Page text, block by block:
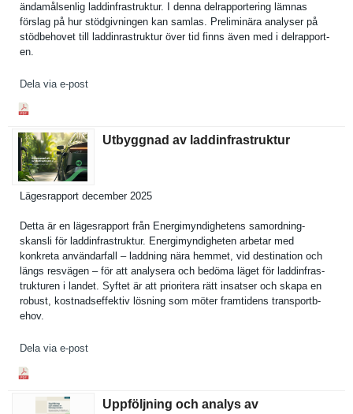
ändamålsen­lig laddinfras­truktur. I denna delrapport­ering lämnas
förslag på hur stödgivnin­gen kan samlas. Preliminär­a analyser på
stödbehove­t till laddinrast­ruktur över tid finns även med i delrapport­
en.
Dela via e-post
Utbyggnad av laddinfrastruktur
Lägesrappo­rt december 2025
Detta är en lägesrappo­rt från Energimynd­ighetens samordning­
skansli för laddinfras­truktur. Energimynd­igheten arbetar med
konkreta användarfa­ll – laddning nära hemmet, vid destinatio­n och
längs resvägen – för att analysera och bedöma läget för laddinfras­
trukturen i landet. Syftet är att prioritera rätt insatser och skapa en
robust, kostnadsef­fektiv lösning som möter framtidens transportb­
ehov.
Dela via e-post
Uppföljning och analys av